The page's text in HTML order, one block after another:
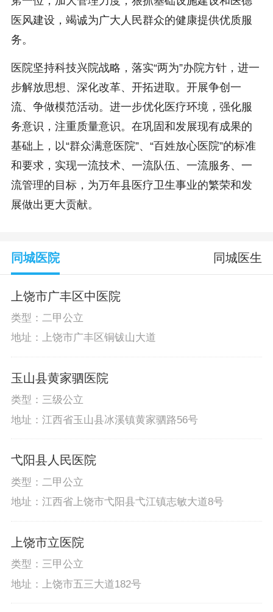
医风建设，竭诚为广大人民群众的健康提供优质服
务。
医院坚持科技兴院战略，落实“两为”办院方针，进一
步解放思想、深化改革、开拓进取。开展争创一
流、争做模范活动。进一步优化医疗环境，强化服
务意识，注重质量意识。在巩固和发展现有成果的
基础上，以“群众满意医院”、“百姓放心医院”的标准
和要求，实现一流技术、一流队伍、一流服务、一
流管理的目标，为万年县医疗卫生事业的繁荣和发
展做出更大贡献。
同城医院 同城医生
上饶市广丰区中医院
类型：二甲公立
地址：上饶市广丰区铜钹山大道
玉山县黄家驷医院
类型：三级公立
地址：江西省玉山县冰溪镇黄家驷路56号
弋阳县人民医院
类型：二甲公立
地址：江西省上饶市弋阳县弋江镇志敏大道8号
上饶市立医院
类型：三甲公立
地址：上饶市五三大道182号